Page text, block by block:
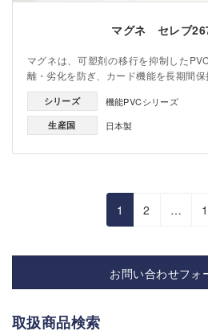
マグネ セレブ
マグネは、可塑剤の移行を抑制した
離・劣化を防ぎ、カード機能を長期間保
シリーズ 機能PVCシリーズ
生産国 日本製
の
ジ
固
定
ペ
ー
1
固
ペ
ー
2 …
お問い合わせフ
取扱商品検索